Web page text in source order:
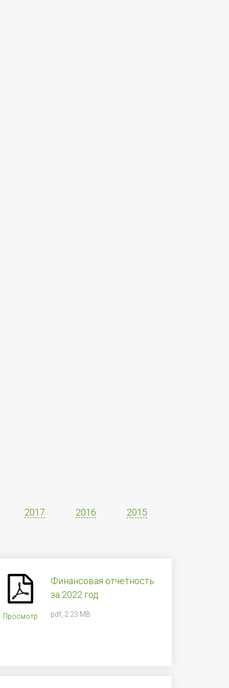
2017 2016 2015
Просмотр
Финансовая отчетность
за 2022 год
pdf, 2.23 MB